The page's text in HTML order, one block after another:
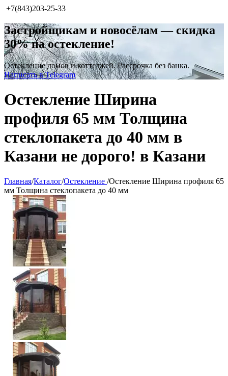
+7(843)203-25-33
Застройщикам и новосёлам — скидка
30% на остекление!
Остекление домов и коттеджей. Рассрочка без банка.
Написать в Telegram
Остекление Ширина
профиля 65 мм Толщина
стеклопакета до 40 мм в
Казани не дорого! в Казани
Главная/Каталог/Остекление /Остекление Ширина профиля 65
мм Толщина стеклопакета до 40 мм